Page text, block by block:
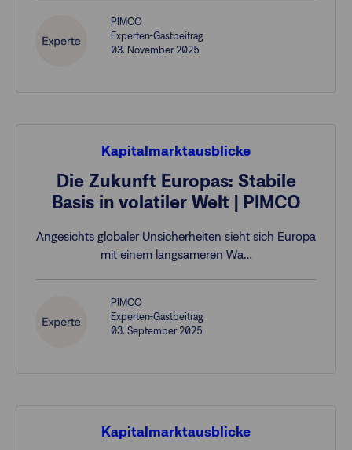
PIMCO
Experten-Gastbeitrag
03. November 2025
Kapitalmarktausblicke
Die Zukunft Europas: Stabile
Basis in volatiler Welt | PIMCO
Angesichts globaler Unsicherheiten sieht sich Europa
mit einem langsameren Wa…
PIMCO
Experten-Gastbeitrag
03. September 2025
Kapitalmarktausblicke